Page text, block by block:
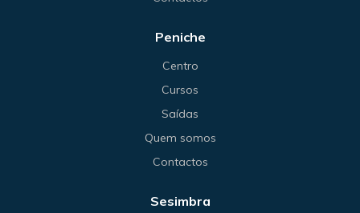
Peniche
Centro
Cursos
Saídas
Quem somos
Contactos
Sesimbra